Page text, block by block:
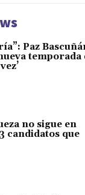
Paz
temporada
no sigue en
candidatos que